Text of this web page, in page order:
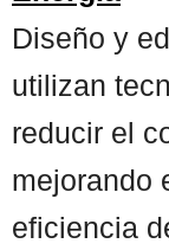
Diseño y
utilizan
reducir el
mejorando
eficiencia